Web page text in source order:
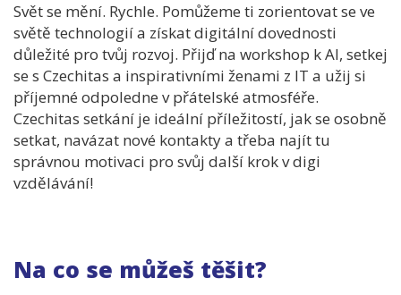
Svět se mění. Rychle. Pomůžeme ti zorientovat se ve
světě technologií a získat digitální dovednosti
důležité pro tvůj rozvoj. Přijď na workshop k AI, setkej
se s Czechitas a inspirativními ženami z IT a užij si
příjemné odpoledne v přátelské atmosféře.
Czechitas setkání je ideální příležitostí, jak se osobně
setkat, navázat nové kontakty a třeba najít tu
správnou motivaci pro svůj další krok v digi
vzdělávání!
Na co se můžeš těšit?